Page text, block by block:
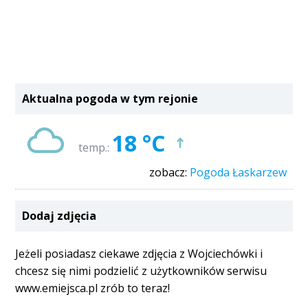
Aktualna pogoda w tym rejonie
temp.: 18 °C
zobacz: Pogoda Łaskarzew
Dodaj zdjęcia
Jeżeli posiadasz ciekawe zdjęcia z Wojciechówki i
chcesz się nimi podzielić z użytkowników serwisu
www.emiejsca.pl zrób to teraz!